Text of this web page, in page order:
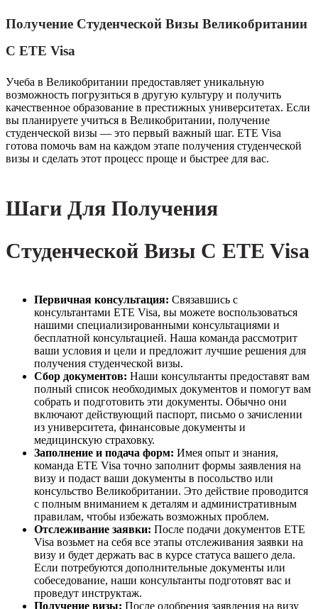
Получение Студенческой Визы Великобритании
С ETE Visa
Учеба в Великобритании предоставляет уникальную
возможность погрузиться в другую культуру и получить
качественное образование в престижных университетах. Если
вы планируете учиться в Великобритании, получение
студенческой визы — это первый важный шаг. ETE Visa
готова помочь вам на каждом этапе получения студенческой
визы и сделать этот процесс проще и быстрее для вас.
Шаги Для Получения
Студенческой Визы С ETE Visa
Первичная консультация: Связавшись с
консультантами ETE Visa, вы можете воспользоваться
нашими специализированными консультациями и
бесплатной консультацией. Наша команда рассмотрит
ваши условия и цели и предложит лучшие решения для
получения студенческой визы.
Сбор документов: Наши консультанты предоставят вам
полный список необходимых документов и помогут вам
собрать и подготовить эти документы. Обычно они
включают действующий паспорт, письмо о зачислении
из университета, финансовые документы и
медицинскую страховку.
Заполнение и подача форм: Имея опыт и знания,
команда ETE Visa точно заполнит формы заявления на
визу и подаст ваши документы в посольство или
консульство Великобритании. Это действие проводится
с полным вниманием к деталям и административным
правилам, чтобы избежать возможных проблем.
Отслеживание заявки: После подачи документов ETE
Visa возьмет на себя все этапы отслеживания заявки на
визу и будет держать вас в курсе статуса вашего дела.
Если потребуются дополнительные документы или
собеседование, наши консультанты подготовят вас и
проведут инструктаж.
Получение визы: После одобрения заявления на визу